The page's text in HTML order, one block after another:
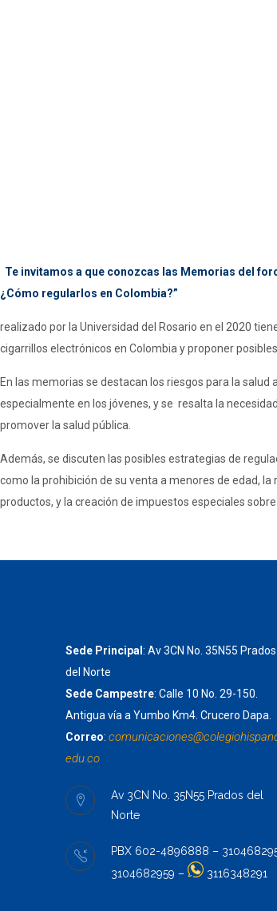
Te invitamos a que conozcas las Memorias del
¿Cómo regularlos en Colombia?”
realizado por la Universidad del Rosario en el 2020
cigarrillos electrónicos en Colombia y proponer
En las memorias se destacan los riesgos para la
especialmente en los jóvenes, y se resalta la
promover la salud pública.
Además, se discuten las posibles estrategias de
como la prohibición de su venta a menores de edad,
productos, y la creación de impuestos especiales sobre
Sede Principal : Av 3CN No. 35N55 Prados
del Norte
Sede Campestre: Calle 10 No. 29-150.
Antigua vía a Yumbo Km4. Crucero Dapa.
Correo:
edu.co
Av 3CN No. 35N55 Prados del
Norte
PBX 602-4896888 –
3104682959 –
3116348291